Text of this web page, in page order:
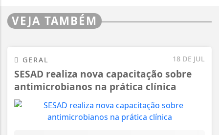
VEJA TAMBÉM
18 DE JUL
GERAL
SESAD realiza nova capacitação sobre
antimicrobianos na prática clínica